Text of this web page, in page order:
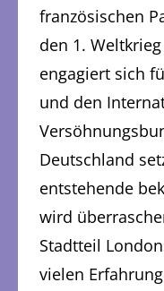
französischen
den 1.
engagiert sich
und den
Deutschland
entstehende
wird
Stadtteil
vielen